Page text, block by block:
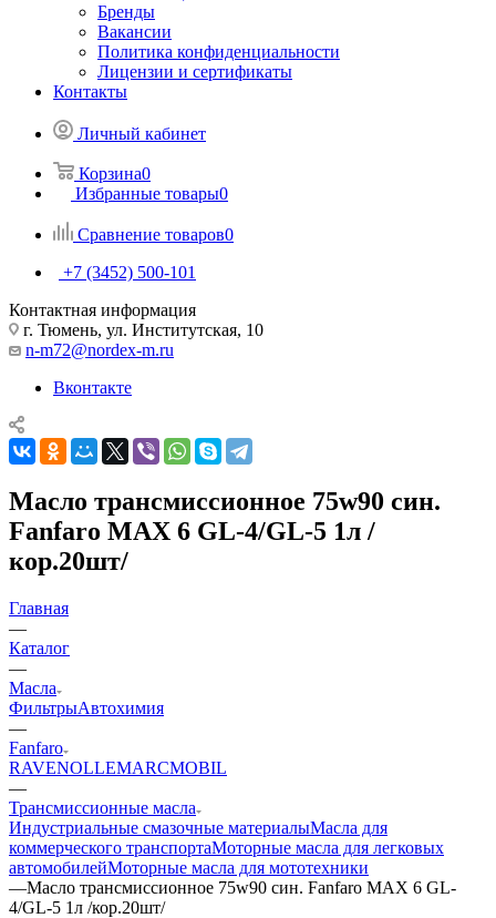
Бренды
Вакансии
Политика конфиденциальности
Лицензии и сертификаты
Контакты
Личный кабинет
Корзина0
Избранные товары0
Сравнение товаров0
+7 (3452) 500-101
Контактная информация
г. Тюмень, ул. Институтская, 10
n-m72@nordex-m.ru
Вконтакте
Масло трансмиссионное 75w90 син.
Fanfaro MAX 6 GL-4/GL-5 1л /
кор.20шт/
Главная
—
Каталог
—
Масла
ФильтрыАвтохимия
—
Fanfaro
RAVENOLLEMARCMOBIL
—
Трансмиссионные масла
Индустриальные смазочные материалыМасла для
коммерческого транспортаМоторные масла для легковых
автомобилейМоторные масла для мототехники
—Масло трансмиссионное 75w90 син. Fanfaro MAX 6 GL-
4/GL-5 1л /кор.20шт/